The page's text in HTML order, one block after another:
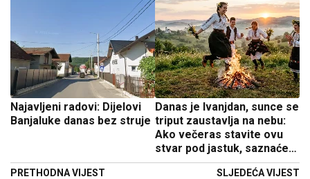
Najavljeni radovi: Dijelovi
Banjaluke danas bez struje
PRETHODNA VIJEST
Danas je Ivanjdan, sunce se
triput zaustavlja na nebu:
Ako večeras stavite ovu
stvar pod jastuk, saznaćete
ko vam je suđeni!
SLJEDEĆA VIJEST